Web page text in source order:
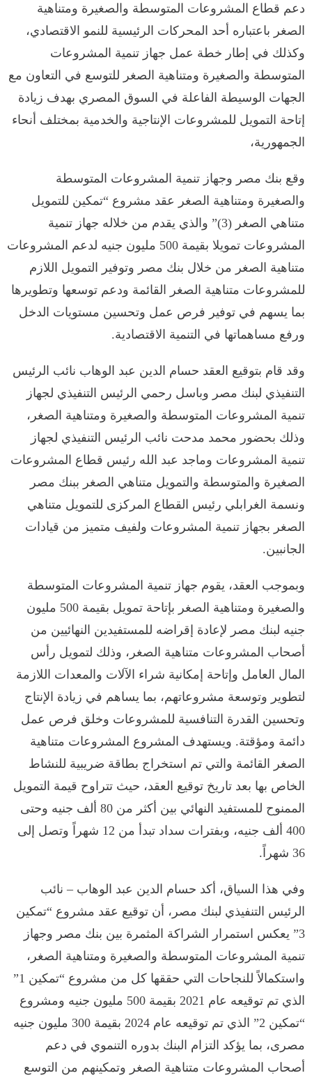
دعم قطاع المشروعات المتوسطة والصغيرة ومتناهية
الصغر باعتباره أحد المحركات الرئيسية للنمو الاقتصادي،
وكذلك في إطار خطة عمل جهاز تنمية المشروعات
المتوسطة والصغيرة ومتناهية الصغر للتوسع في التعاون مع
الجهات الوسيطة الفاعلة في السوق المصري بهدف زيادة
إتاحة التمويل للمشروعات الإنتاجية والخدمية بمختلف أنحاء
الجمهورية،
وقع بنك مصر وجهاز تنمية المشروعات المتوسطة
والصغيرة ومتناهية الصغر عقد مشروع “تمكين للتمويل
متناهي الصغر (3)” والذي يقدم من خلاله جهاز تنمية
المشروعات تمويلا بقيمة 500 مليون جنيه لدعم المشروعات
متناهية الصغر من خلال بنك مصر وتوفير التمويل اللازم
للمشروعات متناهية الصغر القائمة ودعم توسعها وتطويرها
بما يسهم في توفير فرص عمل وتحسين مستويات الدخل
ورفع مساهماتها في التنمية الاقتصادية.
وقد قام بتوقيع العقد حسام الدين عبد الوهاب نائب الرئيس
التنفيذي لبنك مصر وباسل رحمي الرئيس التنفيذي لجهاز
تنمية المشروعات المتوسطة والصغيرة ومتناهية الصغر،
وذلك بحضور محمد مدحت نائب الرئيس التنفيذي لجهاز
تنمية المشروعات وماجد عبد الله رئيس قطاع المشروعات
الصغيرة والمتوسطة والتمويل متناهي الصغر ببنك مصر
ونسمة الغرابلي رئيس القطاع المركزى للتمويل متناهي
الصغر بجهاز تنمية المشروعات ولفيف متميز من قيادات
الجانبين.
وبموجب العقد، يقوم جهاز تنمية المشروعات المتوسطة
والصغيرة ومتناهية الصغر بإتاحة تمويل بقيمة 500 مليون
جنيه لبنك مصر لإعادة إقراضه للمستفيدين النهائيين من
أصحاب المشروعات متناهية الصغر، وذلك لتمويل رأس
المال العامل وإتاحة إمكانية شراء الآلات والمعدات اللازمة
لتطوير وتوسعة مشروعاتهم، بما يساهم في زيادة الإنتاج
وتحسين القدرة التنافسية للمشروعات وخلق فرص عمل
دائمة ومؤقتة. ويستهدف المشروع المشروعات متناهية
الصغر القائمة والتي تم استخراج بطاقة ضريبية للنشاط
الخاص بها بعد تاريخ توقيع العقد، حيث تتراوح قيمة التمويل
الممنوح للمستفيد النهائي بين أكثر من 80 ألف جنيه وحتى
400 ألف جنيه، وبفترات سداد تبدأ من 12 شهراً وتصل إلى
36 شهراً.
وفي هذا السياق، أكد حسام الدين عبد الوهاب – نائب
الرئيس التنفيذي لبنك مصر، أن توقيع عقد مشروع “تمكين
3” يعكس استمرار الشراكة المثمرة بين بنك مصر وجهاز
تنمية المشروعات المتوسطة والصغيرة ومتناهية الصغر،
واستكمالاً للنجاحات التي حققها كل من مشروع “تمكين 1”
الذي تم توقيعه عام 2021 بقيمة 500 مليون جنيه ومشروع
“تمكين 2” الذي تم توقيعه عام 2024 بقيمة 300 مليون جنيه
مصرى، بما يؤكد التزام البنك بدوره التنموي في دعم
أصحاب المشروعات متناهية الصغر وتمكينهم من التوسع